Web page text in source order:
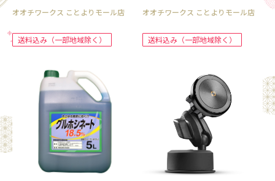
オオチワークス ことよりモール店
送料込み（一部地域除く）
オオチワークス ことよりモール店
送料込み（一部地域除く）